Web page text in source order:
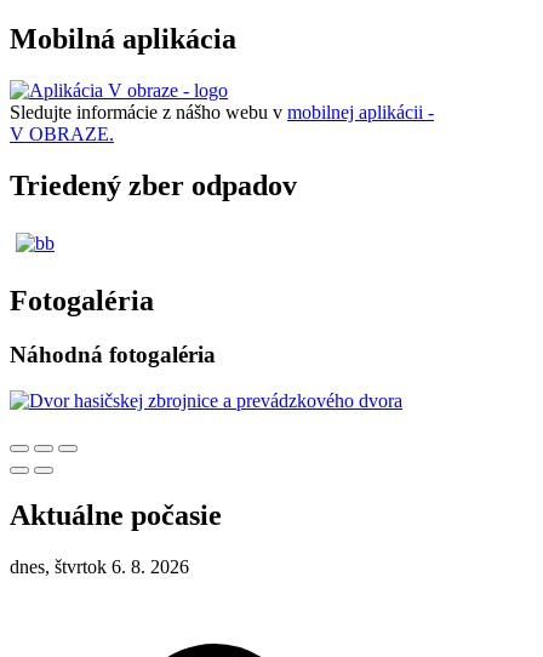
Mobilná aplikácia
Sledujte informácie z nášho webu v mobilnej aplikácii -
V OBRAZE.
Triedený zber odpadov
Fotogaléria
Náhodná fotogaléria
Aktuálne počasie
dnes, štvrtok 6. 8. 2026